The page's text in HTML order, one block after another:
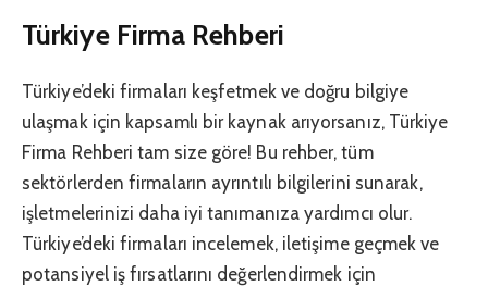
Türkiye Firma Rehberi
Türkiye’deki firmaları keşfetmek ve doğru bilgiye
ulaşmak için kapsamlı bir kaynak arıyorsanız, Türkiye
Firma Rehberi tam size göre! Bu rehber, tüm
sektörlerden firmaların ayrıntılı bilgilerini sunarak,
işletmelerinizi daha iyi tanımanıza yardımcı olur.
Türkiye’deki firmaları incelemek, iletişime geçmek ve
potansiyel iş fırsatlarını değerlendirmek için